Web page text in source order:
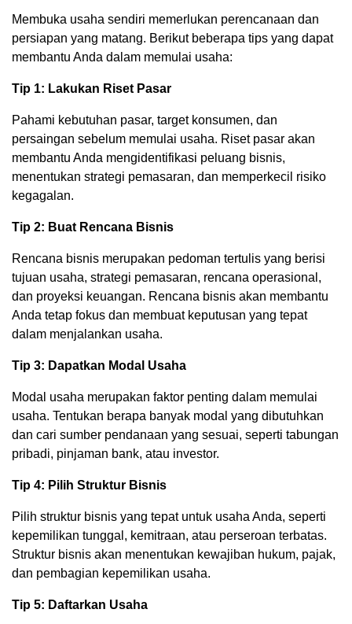
Membuka usaha sendiri memerlukan perencanaan dan
persiapan yang matang. Berikut beberapa tips yang dapat
membantu Anda dalam memulai usaha:
Tip 1: Lakukan Riset Pasar
Pahami kebutuhan pasar, target konsumen, dan
persaingan sebelum memulai usaha. Riset pasar akan
membantu Anda mengidentifikasi peluang bisnis,
menentukan strategi pemasaran, dan memperkecil risiko
kegagalan.
Tip 2: Buat Rencana Bisnis
Rencana bisnis merupakan pedoman tertulis yang berisi
tujuan usaha, strategi pemasaran, rencana operasional,
dan proyeksi keuangan. Rencana bisnis akan membantu
Anda tetap fokus dan membuat keputusan yang tepat
dalam menjalankan usaha.
Tip 3: Dapatkan Modal Usaha
Modal usaha merupakan faktor penting dalam memulai
usaha. Tentukan berapa banyak modal yang dibutuhkan
dan cari sumber pendanaan yang sesuai, seperti tabungan
pribadi, pinjaman bank, atau investor.
Tip 4: Pilih Struktur Bisnis
Pilih struktur bisnis yang tepat untuk usaha Anda, seperti
kepemilikan tunggal, kemitraan, atau perseroan terbatas.
Struktur bisnis akan menentukan kewajiban hukum, pajak,
dan pembagian kepemilikan usaha.
Tip 5: Daftarkan Usaha